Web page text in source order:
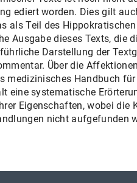
ediert worden. Dies gilt
als Teil des
Ausgabe dieses Texts, die
Darstellung der
Über die
medizinisches Handbuch
eine systematische
Eigenschaften, wobei die
nicht aufgefunden